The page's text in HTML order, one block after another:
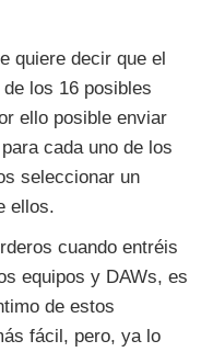
quiere decir que el
los 16 posibles
ello posible enviar
cada uno de los
seleccionar un
ellos.
cuando entréis
equipos y DAWs, es
de estos
fácil, pero, ya lo